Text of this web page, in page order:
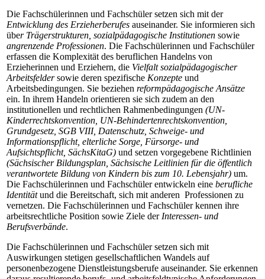
Die Fachschülerinnen und Fachschüler setzen sich mit der
Entwicklung des Erzieherberufes auseinander. Sie informieren sich
über Trägerstrukturen, sozialpädagogische Institutionen sowie
angrenzende Professionen. Die Fachschülerinnen und Fachschüler
erfassen die Komplexität des beruflichen Handelns von
Erzieherinnen und Erziehern, die Vielfalt sozialpädagogischer
Arbeitsfeldersowie deren spezifische Konzepte und
Arbeitsbedingungen. Sie beziehen reformpädagogische Ansätze
ein. In ihrem Handeln orientieren sie sich zudem an den
institutionellen und rechtlichen Rahmenbedingungen (UN-
Kinderrechtskonvention, UN-Behindertenrechtskonvention,
Grundgesetz, SGB VIII, Datenschutz, Schweige- und
Informationspflicht, elterliche Sorge, Fürsorge- und
Aufsichtspflicht, SächsKitaG) und setzen vorgegebene Richtlinien
(Sächsischer Bildungsplan, Sächsische Leitlinien für die öffentlich
verantwortete Bildung von Kindern bis zum 10. Lebensjahr) um.
Die Fachschülerinnen und Fachschüler entwickeln eine berufliche
Identitätund die Bereitschaft, sich mit anderen Professionen zu
vernetzen. Die Fachschülerinnen und Fachschüler kennen ihre
arbeitsrechtliche Position sowie Ziele der Interessen- und
Berufsverbände.
Die Fachschülerinnen und Fachschüler setzen sich mit
Auswirkungen stetigen gesellschaftlichen Wandels auf
personenbezogene Dienstleistungsberufe auseinander. Sie erkennen